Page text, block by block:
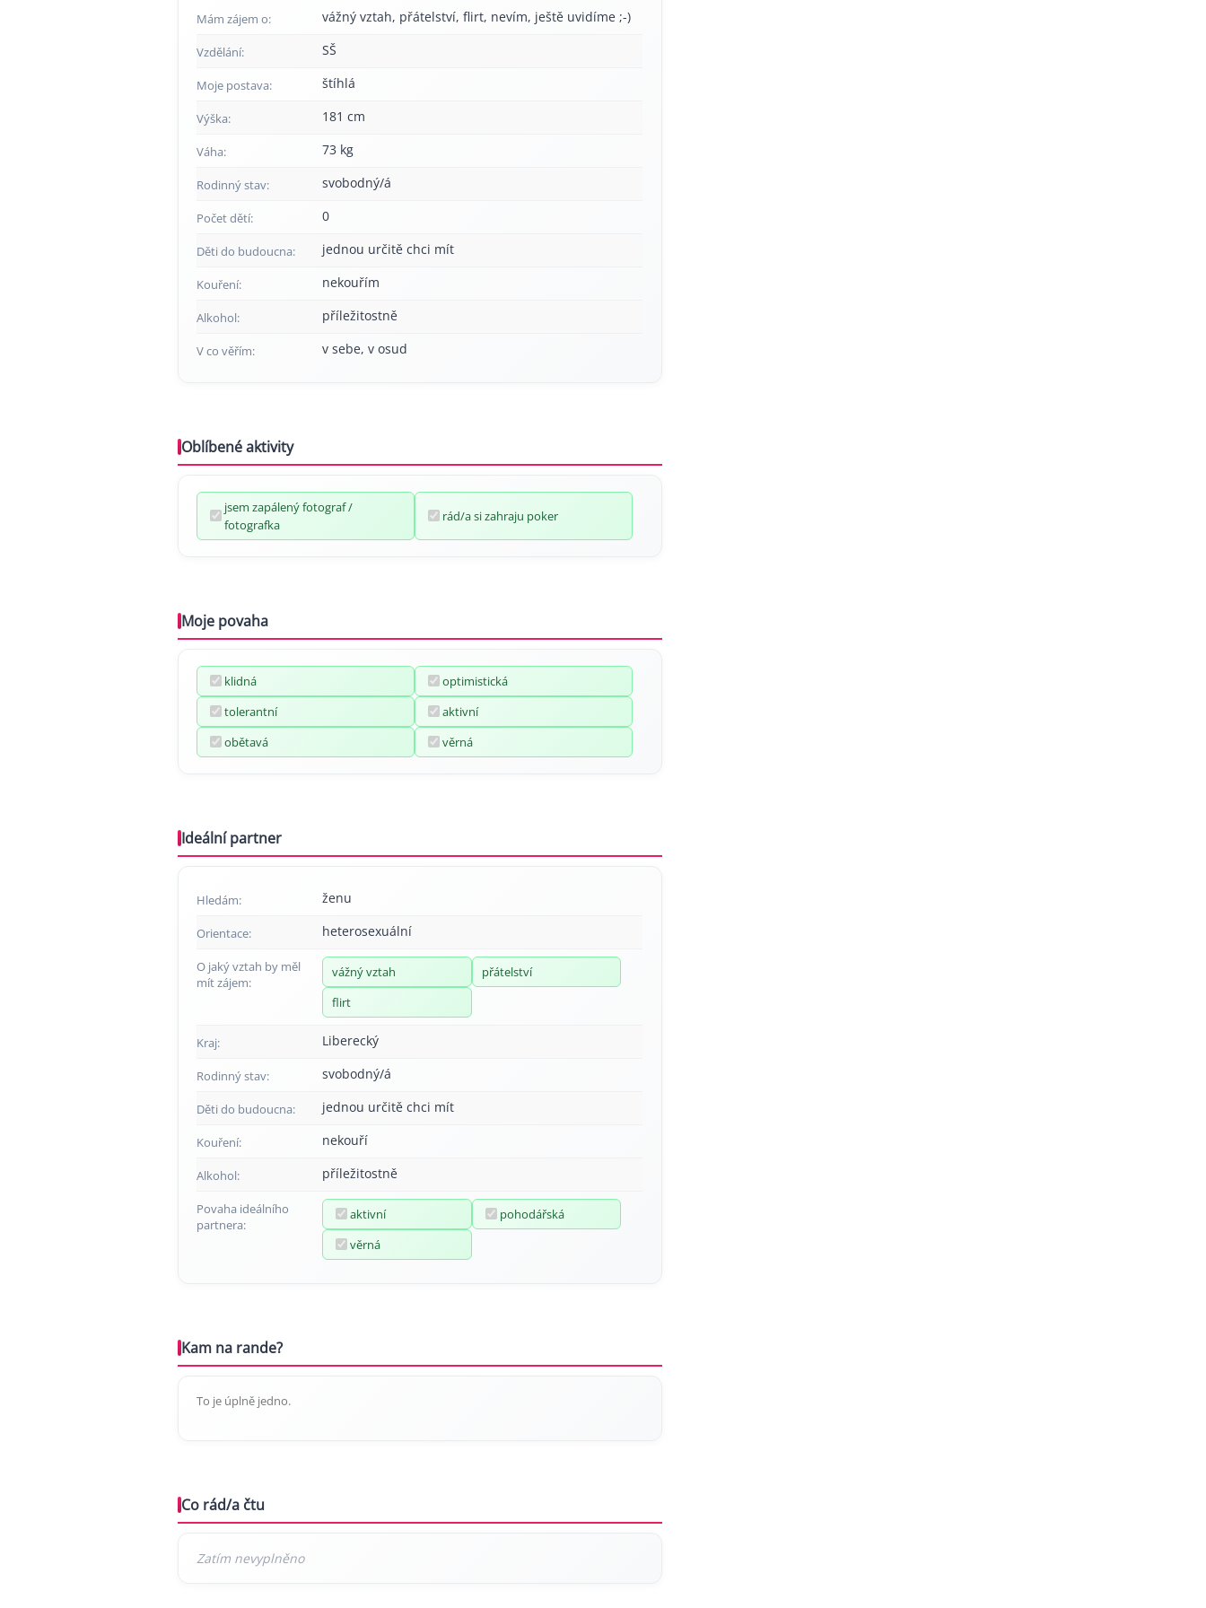
Mám zájem o: vážný vztah, přátelství, flirt, nevím, ještě uvidíme ;-)
Vzdělání: SŠ
Moje postava: štíhlá
Výška: 181 cm
Váha: 73 kg
Rodinný stav: svobodný/á
Počet dětí: 0
Děti do budoucna: jednou určitě chci mít
Kouření: nekouřím
Alkohol: příležitostně
V co věřím: v sebe, v osud
Oblíbené aktivity
jsem zapálený fotograf /
fotografka
rád/a si zahraju poker
Moje povaha
klidná
optimistická
tolerantní
aktivní
obětavá
věrná
Ideální partner
Hledám: ženu
Orientace: heterosexuální
O jaký vztah by měl
mít zájem:
vážný vztah
přátelství
flirt
Kraj: Liberecký
Rodinný stav: svobodný/á
Děti do budoucna: jednou určitě chci mít
Kouření: nekouří
Alkohol: příležitostně
Povaha ideálního
partnera:
aktivní
pohodářská
věrná
Kam na rande?
To je úplně jedno.
Co rád/a čtu